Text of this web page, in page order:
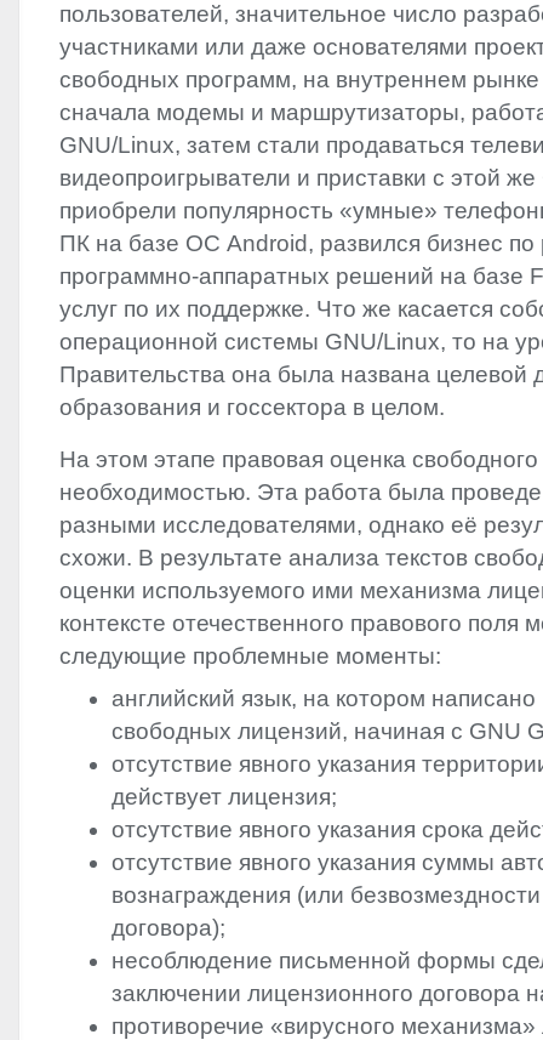
пользователей, значительное число
участниками или даже основателями
свободных программ, на внутреннем рынке
сначала модемы и маршрутизаторы,
GNU/Linux, затем стали продаваться
видеопроигрыватели и приставки с этой
приобрели популярность «умные»
ПК на базе ОС Android, развился бизнес по
программно-аппаратных решений на базе
услуг по их поддержке. Что же касается
операционной системы GNU/Linux, то на
Правительства она была названа целевой
образования и госсектора в целом.
На этом этапе правовая оценка
необходимостью. Эта работа была
разными исследователями, однако её
схожи. В результате анализа текстов
оценки используемого ими механизма
контексте отечественного правового поля
следующие проблемные моменты:
английский язык, на котором
свободных лицензий, начиная с GNU
отсутствие явного указания
действует лицензия;
отсутствие явного указания срока
отсутствие явного указания суммы
вознаграждения (или
договора);
несоблюдение письменной формы
заключении лицензионного договора
противоречие «вирусного